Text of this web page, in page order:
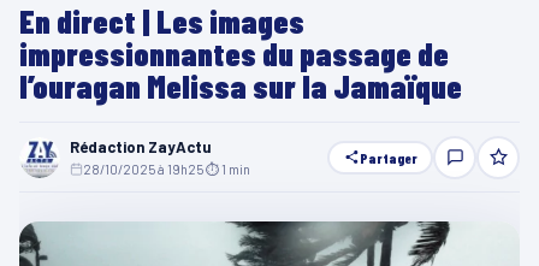
En direct | Les images
impressionnantes du passage de
l’ouragan Melissa sur la Jamaïque
Rédaction ZayActu
28/10/2025 à 19h25⏱ 1 min
Partager